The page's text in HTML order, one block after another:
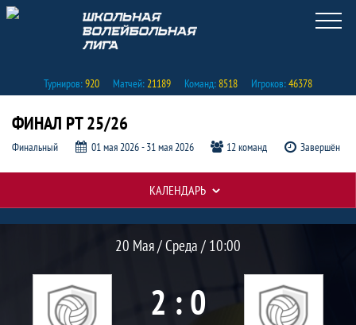
Турниров:920 Матчей:21189 Команд:8518 Игроков:46378
ФИНАЛ РТ 25/26
Финальный 01 мая 2026 - 31 мая 2026 12 команд Завершён
Протокол и события матча
Матч
20 Мая / Среда / 10:00
2 : 0
КАЛЕНДАРЬ